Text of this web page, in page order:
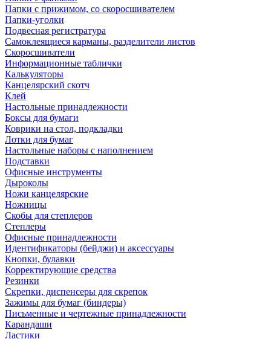
Папки с прижимом, со скоросшивателем
Папки-уголки
Подвесная регистратура
Самоклеящиеся карманы, разделители листов
Скоросшиватели
Информационные таблички
Калькуляторы
Канцелярский скотч
Клей
Настольные принадлежности
Боксы для бумаги
Коврики на стол, подкладки
Лотки для бумаг
Настольные наборы с наполнением
Подставки
Офисные инструменты
Дыроколы
Ножи канцелярские
Ножницы
Скобы для степлеров
Степлеры
Офисные принадлежности
Идентификаторы (бейджи) и аксессуары
Кнопки, булавки
Корректирующие средства
Резинки
Скрепки, диспенсеры для скрепок
Зажимы для бумаг (биндеры)
Письменные и чертежные принадлежности
Карандаши
Ластики